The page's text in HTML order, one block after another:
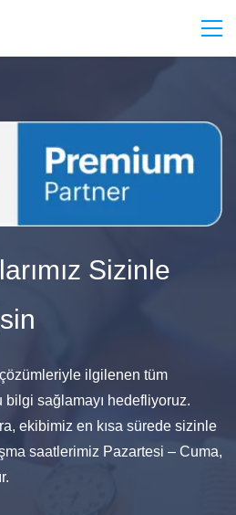
Sizinle
ilgilenen tüm
bilgi sağlamayı hedefliyoruz.
ekibimiz en kısa sürede sizinle
saatlerimiz Pazartesi – Cuma,